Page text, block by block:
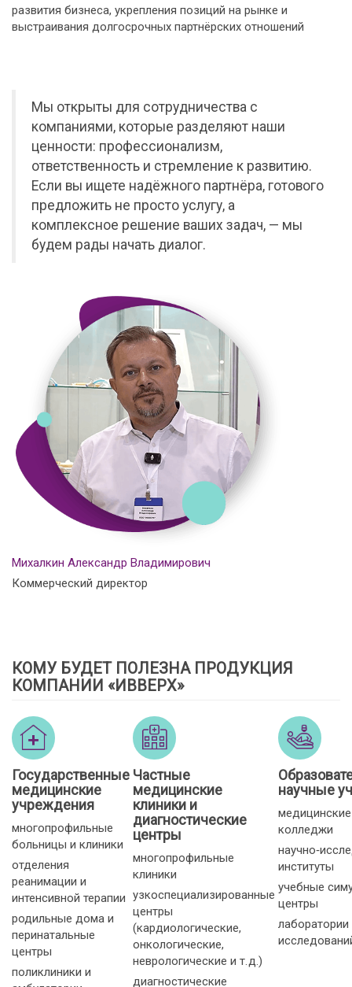
развития бизнеса, укрепления позиций на рынке и
выстраивания долгосрочных партнёрских отношений
Мы открыты для сотрудничества с
компаниями, которые разделяют наши
ценности: профессионализм,
ответственность и стремление к развитию.
Если вы ищете надёжного партнёра, готового
предложить не просто услугу, а
комплексное решение ваших задач, — мы
будем рады начать диалог.
Михалкин Александр Владимирович
Коммерческий директор
КОМУ БУДЕТ ПОЛЕЗНА ПРОДУКЦИЯ
КОМПАНИИ «ИВВЕРХ»
Государственные
медицинские
учреждения
многопрофильные
больницы и клиники
отделения
реанимации и
интенсивной терапии
родильные дома и
перинатальные
центры
поликлиники и
Частные
медицинские
клиники и
диагностические
центры
многопрофильные
клиники
узкоспециализированные
центры
(кардиологические,
онкологические,
неврологические и т. д.)
диагностические
научные
колледжи
институты
учебные
центры
лаборатории